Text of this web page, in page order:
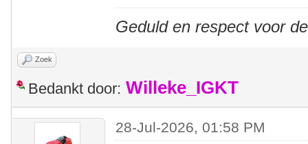
Geduld en respect voor
Zoek
Bedankt door: Willeke_IGKT
28-Jul-2026, 01:58 PM